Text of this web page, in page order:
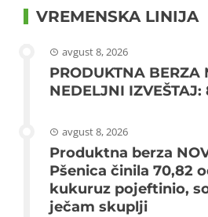
VREMENSKA LINIJA
avgust 8, 2026
PRODUKTNA BERZA
NEDELJNI IZVEŠTAJ:
avgust 8, 2026
Produktna berza
Pšenica činila 70,82
kukuruz pojeftinio,
ječam skuplji